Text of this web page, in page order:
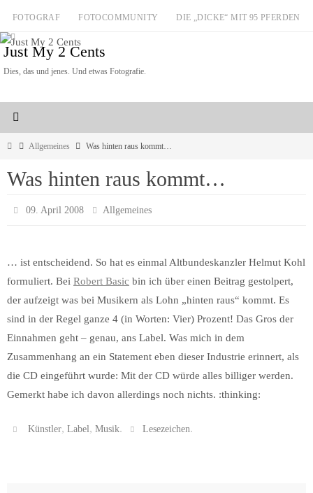
Zum
Inhalt
springen
FOTOGRAF FOTOCOMMUNITY DIE „DICKE“ MIT 95 PFERDEN
Just My 2 Cents
Dies, das und jenes. Und etwas Fotografie.
StartAllgemeines Was hinten raus kommt…
Was hinten raus kommt…
09. April 2008 Allgemeines
… ist entscheidend. So hat es einmal Altbundeskanzler Helmut Kohl
formuliert. Bei Robert Basic bin ich über einen Beitrag gestolpert,
der aufzeigt was bei Musikern als Lohn „hinten raus“ kommt. Es
sind in der Regel ganze 4 (in Worten: Vier) Prozent! Das Gros der
Einnahmen geht – genau, ans Label. Was mich in dem
Zusammenhang an ein Statement eben dieser Industrie erinnert, als
die CD eingeführt wurde: Mit der CD würde alles billiger werden.
Gemerkt habe ich davon allerdings noch nichts. :thinking:
Künstler,Label,Musik. Lesezeichen.